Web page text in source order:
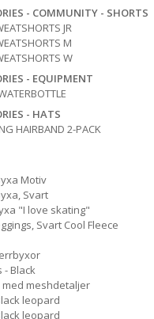
- COMMUNITY - SHORTS
JR
M
W
- EQUIPMENT
- HATS
HAIRBAND 2-PACK
Motiv
Svart
"I love skating"
Svart Cool Fleece
- Black
med meshdetaljer
leopard
leopard